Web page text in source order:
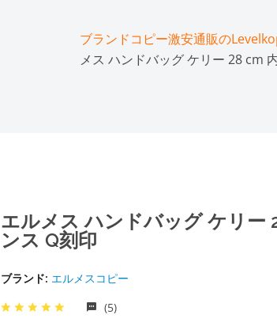
ブランドコピー激安通販の
メス ハンドバッグ ケリー 28 cm
エルメス ハンドバッグ ケリー
ンス Q刻印
ブランド: エルメスコピー
(5)